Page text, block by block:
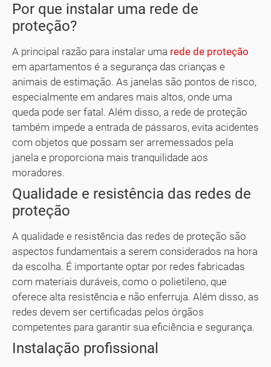
Por que instalar uma rede de
proteção?
A principal razão para instalar uma rede de proteção
em apartamentos é a segurança das crianças e
animais de estimação. As janelas são pontos de risco,
especialmente em andares mais altos, onde uma
queda pode ser fatal. Além disso, a rede de proteção
também impede a entrada de pássaros, evita acidentes
com objetos que possam ser arremessados pela
janela e proporciona mais tranquilidade aos
moradores.
Qualidade e resistência das redes de
proteção
A qualidade e resistência das redes de proteção são
aspectos fundamentais a serem considerados na hora
da escolha. É importante optar por redes fabricadas
com materiais duráveis, como o polietileno, que
oferece alta resistência e não enferruja. Além disso, as
redes devem ser certificadas pelos órgãos
competentes para garantir sua eficiência e segurança.
Instalação profissional